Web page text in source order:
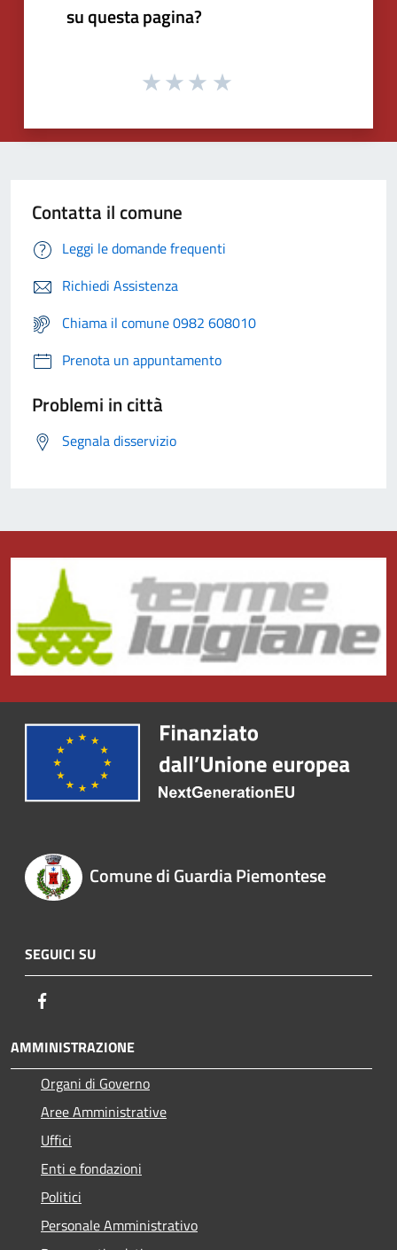
su questa pagina?
Contatta il comune
Leggi le domande frequenti
Richiedi Assistenza
Chiama il comune 0982 608010
Prenota un appuntamento
Problemi in città
Segnala disservizio
Comune di Guardia Piemontese
SEGUICI SU
AMMINISTRAZIONE
Organi di Governo
Aree Amministrative
Uffici
Enti e fondazioni
Politici
Personale Amministrativo